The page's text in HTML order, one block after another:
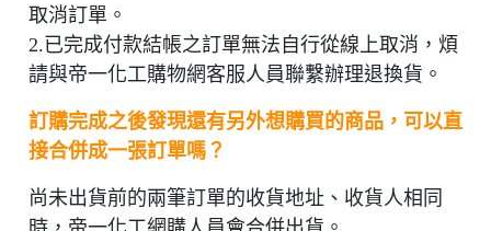
取消訂單。
2.已完成付款結帳之訂單無法自行從線上取消，煩
請與帝一化工購物網客服人員聯繫辦理退換貨。
訂購完成之後發現還有另外想購買的商品，可以直
接合併成一張訂單嗎？
尚未出貨前的兩筆訂單的收貨地址、收貨人相同